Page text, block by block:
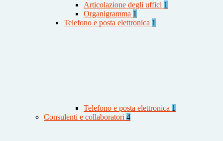
Articolazione degli uffici 1
Organigramma 1
Telefono e posta elettronica 1
Telefono e posta elettronica 1
Consulenti e collaboratori 4